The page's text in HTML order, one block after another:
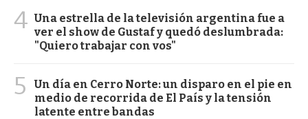
4 Una estrella de la televisión argentina fue a
ver el show de Gustaf y quedó deslumbrada:
"Quiero trabajar con vos"
5
Un día en Cerro Norte: un disparo en el pie en
medio de recorrida de El País y la tensión
latente entre bandas